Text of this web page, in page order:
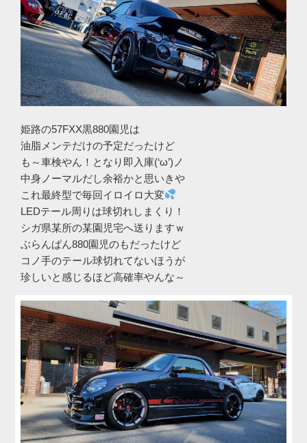
姫路の57FXX黒880園児は
油脂メンテだけの予定だったけど
も～車検やん！となり即入庫(‘ω’)ノ
中身ノーマルだし余裕かと思いきや
これ最終型で毎回イロイロ大変
LEDテール周りは球切れしまくり！
シガ県某所の某園児宅へ送りますｗ
ぶらんぱん880園児のもだったけど
コノ手のテール球切れてないほうが
珍しいと感じるほど高確率やんな～